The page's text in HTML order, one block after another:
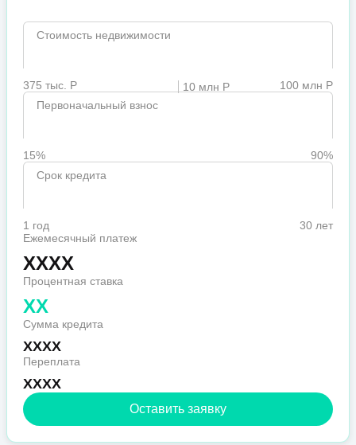
Стоимость недвижимости
375 тыс. Р 10 млн Р
100 млн Р
Первоначальный взнос
15%
90%
Срок кредита
1 год
30 лет
Ежемесячный платеж
XXXX
Процентная ставка
XX
Сумма кредита
XXXX
Переплата
XXXX
Оставить заявку